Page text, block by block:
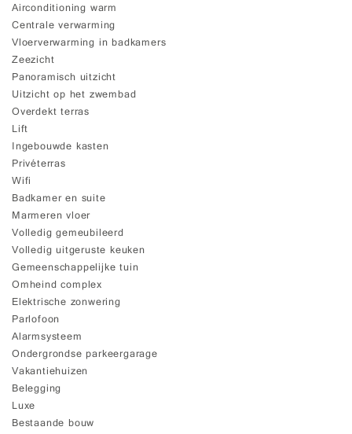
Airconditioning warm
Centrale verwarming
Vloerverwarming in badkamers
Zeezicht
Panoramisch uitzicht
Uitzicht op het zwembad
Overdekt terras
Lift
Ingebouwde kasten
Privéterras
Wifi
Badkamer en suite
Marmeren vloer
Volledig gemeubileerd
Volledig uitgeruste keuken
Gemeenschappelijke tuin
Omheind complex
Elektrische zonwering
Parlofoon
Alarmsysteem
Ondergrondse parkeergarage
Vakantiehuizen
Belegging
Luxe
Bestaande bouw